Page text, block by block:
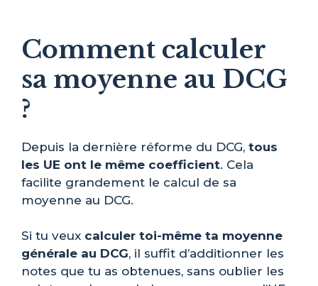
Comment calculer
sa moyenne au DCG
?
Depuis la dernière réforme du DCG, tous
les UE ont le même coefficient. Cela
facilite grandement le calcul de sa
moyenne au DCG.
Si tu veux calculer toi-même ta moyenne
générale au DCG, il suffit d’additionner les
notes que tu as obtenues, sans oublier les